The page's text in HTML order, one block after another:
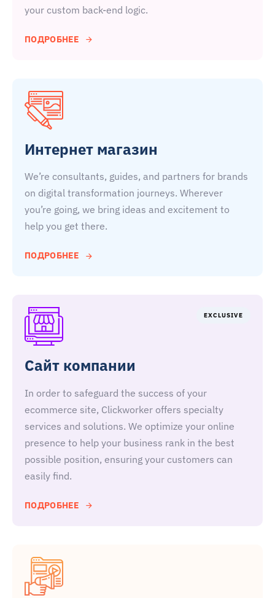
your custom back-end logic.
ПОДРОБНЕЕ
Интернет магазин
We’re consultants, guides, and partners for brands
on digital transformation journeys. Wherever
you’re going, we bring ideas and excitement to
help you get there.
ПОДРОБНЕЕ
EXCLUSIVE
Сайт компании
In order to safeguard the success of your
ecommerce site, Clickworker offers specialty
services and solutions. We optimize your online
presence to help your business rank in the best
possible position, ensuring your customers can
easily find.
ПОДРОБНЕЕ